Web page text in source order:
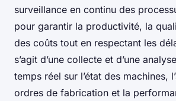
surveillance en continu des
pour garantir la productivité, la
des coûts tout en respectant les
s’agit d’une collecte et d’une
temps réel sur l’état des machines,
ordres de fabrication et la